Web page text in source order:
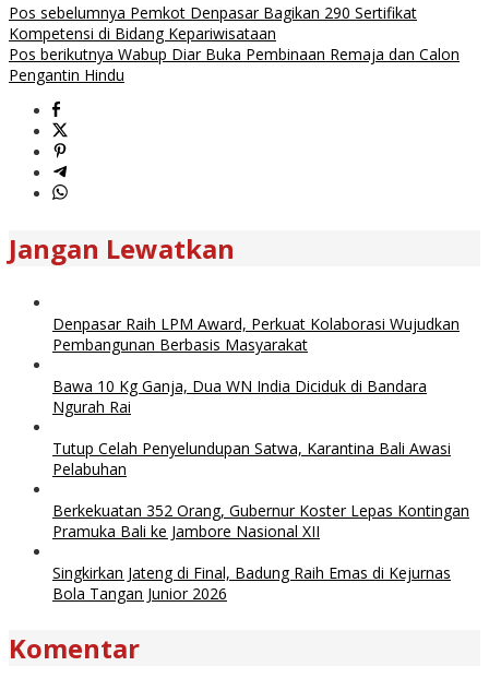
Pos sebelumnya Pemkot Denpasar Bagikan 290 Sertifikat
Kompetensi di Bidang Kepariwisataan
Pos berikutnya Wabup Diar Buka Pembinaan Remaja dan Calon
Pengantin Hindu
Jangan Lewatkan
Denpasar Raih LPM Award, Perkuat Kolaborasi Wujudkan
Pembangunan Berbasis Masyarakat
Bawa 10 Kg Ganja, Dua WN India Diciduk di Bandara
Ngurah Rai
Tutup Celah Penyelundupan Satwa, Karantina Bali Awasi
Pelabuhan
Berkekuatan 352 Orang, Gubernur Koster Lepas Kontingan
Pramuka Bali ke Jambore Nasional XII
Singkirkan Jateng di Final, Badung Raih Emas di Kejurnas
Bola Tangan Junior 2026
Komentar